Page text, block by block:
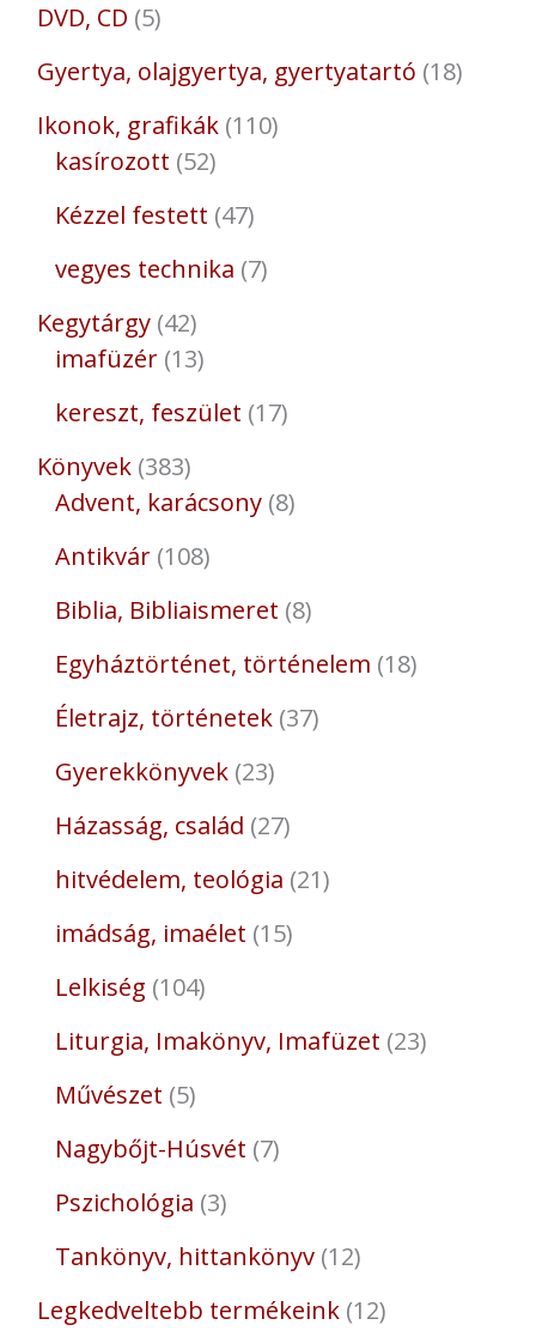
DVD, CD 5
Gyertya, olajgyertya, gyertyatartó 18
Ikonok, grafikák 110
kasírozott 52
Kézzel festett 47
vegyes technika 7
Kegytárgy 42
imafüzér 13
kereszt, feszület 17
Könyvek 383
Advent, karácsony 8
Antikvár 108
Biblia, Bibliaismeret 8
Egyháztörténet, történelem 18
Életrajz, történetek 37
Gyerekkönyvek 23
Házasság, család 27
hitvédelem, teológia 21
imádság, imaélet 15
Lelkiség 104
Liturgia, Imakönyv, Imafüzet 23
Művészet 5
Nagybőjt-Húsvét 7
Pszichológia 3
Tankönyv, hittankönyv 12
Legkedveltebb termékeink 12